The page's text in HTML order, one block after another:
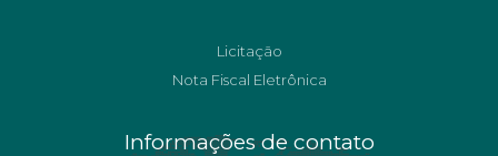
Licitação
Nota Fiscal Eletrônica
Informações de contato